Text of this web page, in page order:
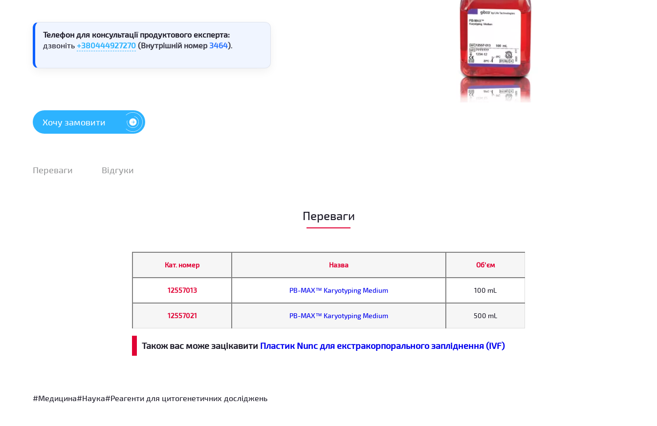
Телефон для консультації продуктового експерта:
дзвоніть+380444927270 (Внутрішній номер 3464)
Хочу замовити
Переваги Відгуки
Переваги
Кат. номер Назва Об’єм
12557013 PB-MAX™ Karyotyping Medium 100 mL
12557021 PB-MAX™ Karyotyping Medium 500 mL
Також вас може зацікавити Пластик Nunc для екстракорпорального запліднення (IVF)
#Медицина#Наука#Реагенти для цитогенетичних досліджень